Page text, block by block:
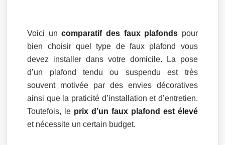
Voici uncomparatif des faux plafonds pour
bien choisir quel type de faux plafond vous
devez installer dans votre domicile. La pose
d’un plafond tendu ou suspendu est très
souvent motivée par des envies décoratives
ainsi que la praticité d’installation et d’entretien.
Toutefois, le prix d’un faux plafond est élevé
et nécessite un certain budget.